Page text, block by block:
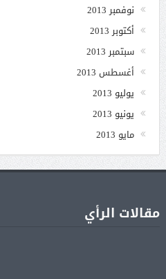
نوفمبر 2013
أكتوبر 2013
سبتمبر 2013
أغسطس 2013
يوليو 2013
يونيو 2013
مايو 2013
مقالات الرأي